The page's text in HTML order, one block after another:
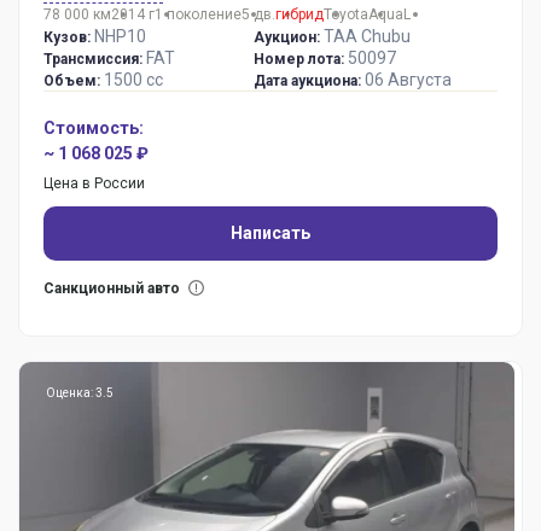
78 000 км2014 г1 поколение5 дв. гибридToyotaAquaL
Кузов: NHP10
Трансмиссия: FAT
Объем: 1500 сс
Аукцион: TAA Chubu
Номер лота: 50097
Дата аукциона: 06 Августа
Стоимость:
~ 1 068 025 ₽
Цена в России
Написать
Санкционный авто
Оценка: 3.5